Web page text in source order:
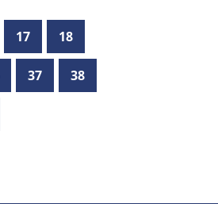
17 18
37 38